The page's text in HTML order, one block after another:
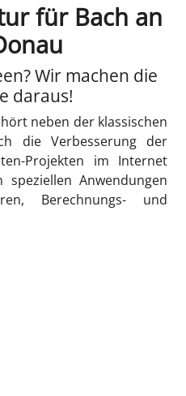
für Bach an
Wir machen die
daraus!
neben der klassischen
die Verbesserung der
Projekten im Internet
Anwendungen
Berechnungs- und